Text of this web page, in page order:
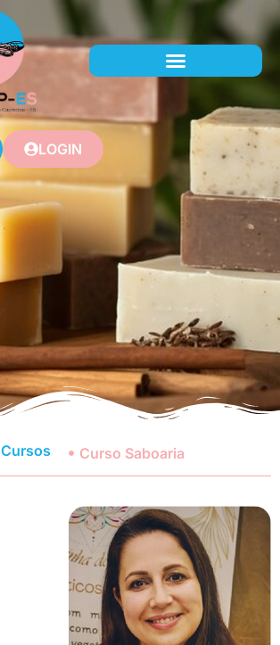
LOGIN
Cursos Curso Saboaria